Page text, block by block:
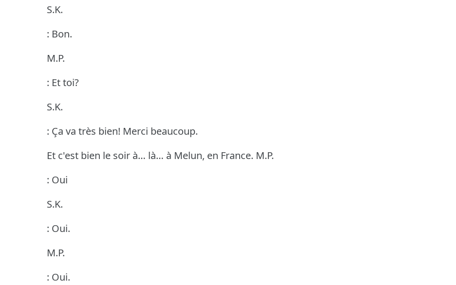
S.K.
: Bon.
M.P.
: Et toi?
S.K.
: Ça va très bien! Merci beaucoup.
Et c'est bien le soir à… là… à Melun, en France. M.P.
: Oui
S.K.
: Oui.
M.P.
: Oui.